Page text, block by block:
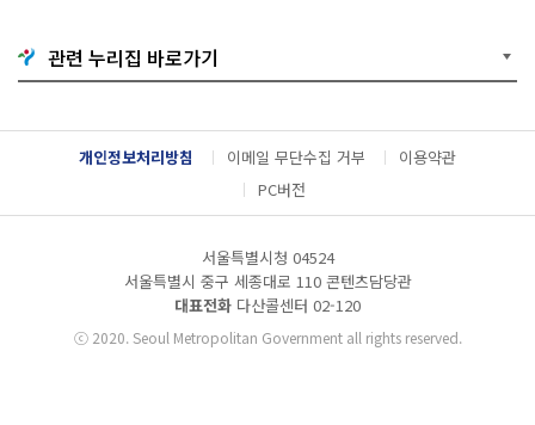
기
G
o
g
l
e
e
서
다
운
관련 누리집 바로가기
개인정보처리방침 이메일 무단수집 거부
이용약관
PC버전
서울특별시청 04524
서울특별시 중구 세종대로 110 콘텐츠담당관
대표전화 다산콜센터 02-120
ⓒ2020. Seoul Metropolitan Government all rights reserved.